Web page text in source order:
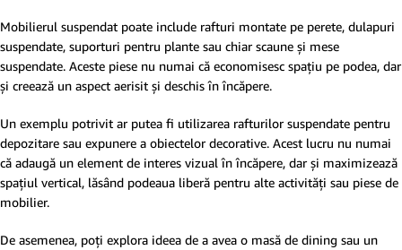
Mobilierul suspendat poate include rafturi montate pe perete, dulapuri
suspendate, suporturi pentru plante sau chiar scaune și mese
suspendate. Aceste piese nu numai că economisesc spațiu pe podea, dar
și creează un aspect aerisit și deschis în încăpere.
Un exemplu potrivit ar putea fi utilizarea rafturilor suspendate pentru
depozitare sau expunere a obiectelor decorative. Acest lucru nu numai
că adaugă un element de interes vizual în încăpere, dar și maximizează
spațiul vertical, lăsând podeaua liberă pentru alte activități sau piese de
mobilier.
De asemenea, poți explora ideea de a avea o masă de dining sau un